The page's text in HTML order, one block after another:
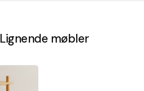
Lignende møbler